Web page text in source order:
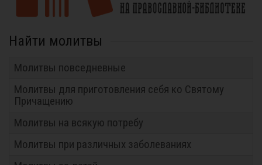
Найти молитвы
Молитвы повседневные
Молитвы для приготовления себя ко Святому
Причащению
Молитвы на всякую потребу
Молитвы при различных заболеваниях